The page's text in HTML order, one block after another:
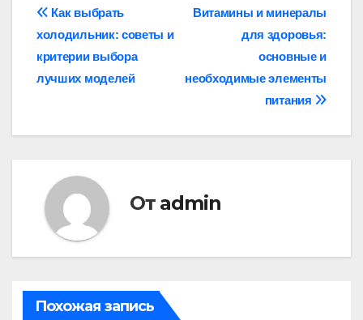
Навигация
по
записям
Витамины и минералы
для здоровья:
основные и
необходимые элементы
питания
Как выбрать
холодильник: советы и
критерии выбора
лучших моделей
От admin
Похожая запись